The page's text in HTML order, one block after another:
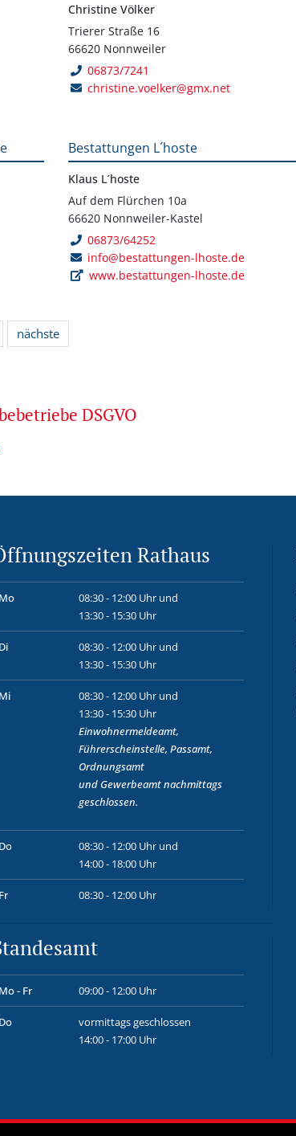
Christine Völker
Trierer Straße 16
66620 Nonnweiler
06873/7241
christine.voelker@gmx.net
Bestattungen L´hoste
Klaus L´hoste
Auf dem Flürchen 10a
66620 Nonnweiler-Kastel
06873/64252
info@bestattungen-lhoste.de
www.bestattungen-lhoste.de
nächste
DSGVO
Rathaus
Mo
08:30 - 12:00 Uhr und
13:30 - 15:30 Uhr
Di
08:30 - 12:00 Uhr und
13:30 - 15:30 Uhr
Mi
08:30 - 12:00 Uhr und
13:30 - 15:30 Uhr
Einwohnermeldeamt,
Führerscheinstelle, Passamt,
Ordnungsamt
und Gewerbeamtnachmittags
geschlossen.
Do
08:30 - 12:00 Uhr und
14:00 - 18:00 Uhr
Fr 08:30 - 12:00 Uhr
Mo - Fr 09:00 - 12:00 Uhr
Do
vormittags geschlossen
14:00 - 17:00 Uhr